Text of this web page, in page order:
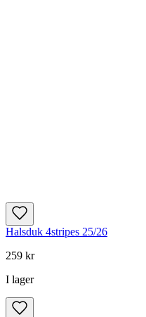
Halsduk 4stripes 25/26
259 kr
I lager